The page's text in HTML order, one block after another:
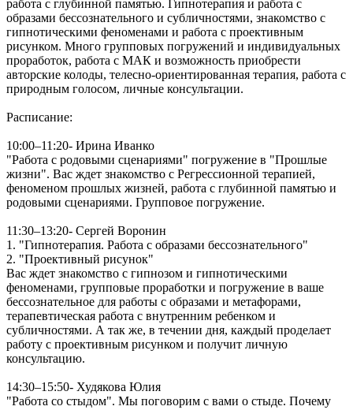
работа с глубинной памятью. Гипнотерапия и работа с
образами бессознательного и субличностями, знакомство с
гипнотическими феноменами и работа с проективным
рисунком. Много групповых погружений и индивидуальных
проработок, работа с МАК и возможность приобрести
авторские колоды, телесно-ориентированная терапия, работа с
природным голосом, личные консультации.
Расписание:
10:00–11:20- Ирина Иванко
"Работа с родовыми сценариями" погружение в "Прошлые
жизни". Вас ждет знакомство с Регрессионной терапией,
феноменом прошлых жизней, работа с глубинной памятью и
родовыми сценариями. Групповое погружение.
11:30–13:20- Сергей Воронин
1. "Гипнотерапия. Работа с образами бессознательного"
2. "Проективный рисунок"
Вас ждет знакомство с гипнозом и гипнотическими
феноменами, групповые проработки и погружение в ваше
бессознательное для работы с образами и метафорами,
терапевтическая работа с внутренним ребенком и
субличностями. А так же, в течении дня, каждый проделает
работу с проективным рисунком и получит личную
консультацию.
14:30–15:50- Худякова Юлия
"Работа со стыдом". Мы поговорим с вами о стыде. Почему